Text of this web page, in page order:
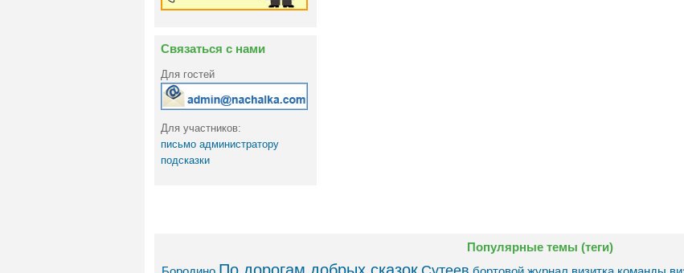
Связаться с нами
Для гостей
Для участников:
письмо администратору
подсказки
Популярные темы (теги)